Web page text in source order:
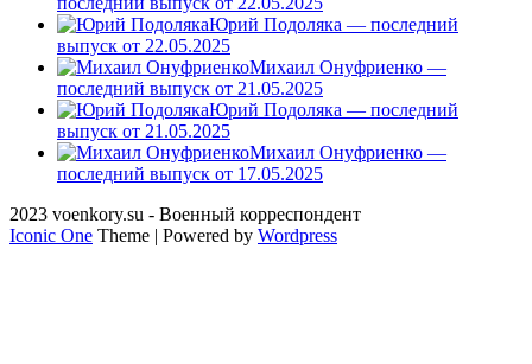
Юрий Подоляка — последний
выпуск от 22.05.2025
Михаил Онуфриенко —
последний выпуск от 21.05.2025
Юрий Подоляка — последний
выпуск от 21.05.2025
Михаил Онуфриенко —
последний выпуск от 17.05.2025
2023 voenkory.su - Военный корреспондент
Iconic One Theme | Powered by Wordpress